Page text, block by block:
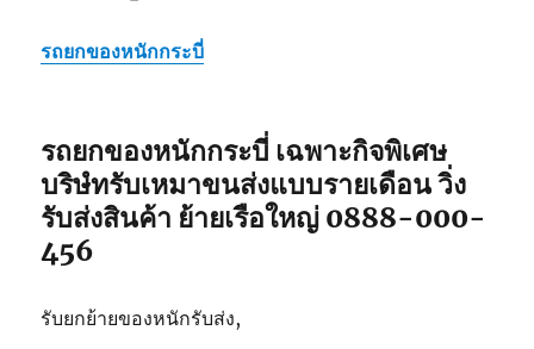
รถยกของหนักกระบี่
รถยกของหนักกระบี่ เฉพาะกิจพิเศษ
บริษํทรับเหมาขนส่งแบบรายเดือน วิ่ง
รับส่งสินค้า ย้ายเรือใหญ่ 0888-000-
456
รับยกย้ายของหนักรับส่ง,